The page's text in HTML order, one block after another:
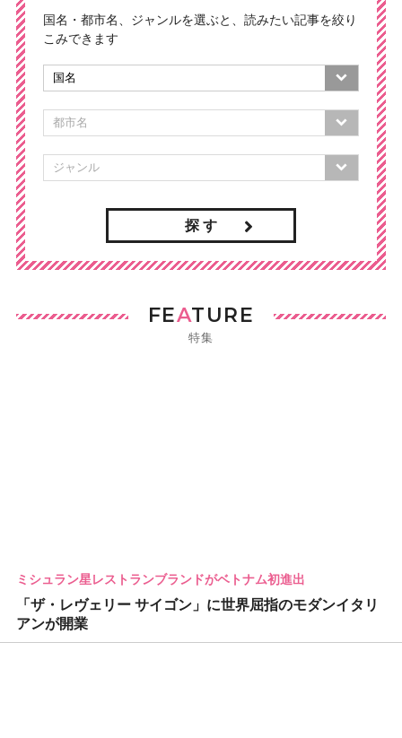
国名・都市名、ジャンルを選ぶと、読みたい記事を絞り
こみできます
探 す
FEATURE
特集
ミシュラン星レストランブランドがベトナム初進出
「ザ・レヴェリー サイゴン」に世界屈指のモダンイタリ
アンが開業